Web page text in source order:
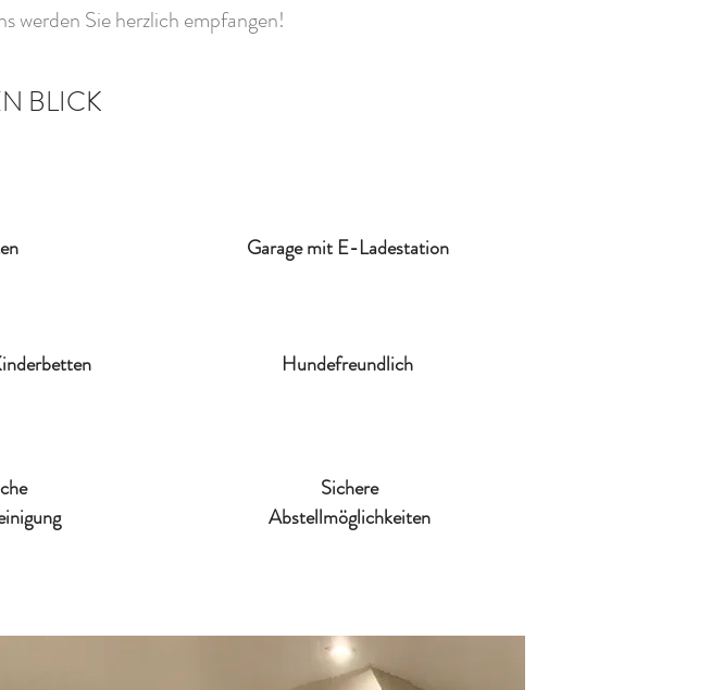
werden Sie herzlich empfangen!
BLICK
Garage mit E-Ladestation
Hundefreundlich
Sichere
Abstellmöglichkeiten